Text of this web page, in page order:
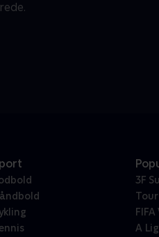
3F
A